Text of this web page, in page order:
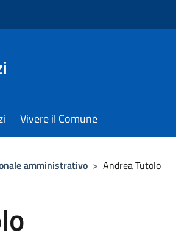
Vivere il Comune
amministrativo > Andrea Tutolo